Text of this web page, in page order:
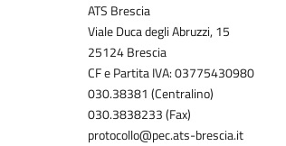
ATS Brescia
Viale Duca degli Abruzzi, 15
25124 Brescia
CF e Partita IVA: 03775430980
030.38381 (Centralino)
030.3838233 (Fax)
protocollo@pec.ats-brescia.it